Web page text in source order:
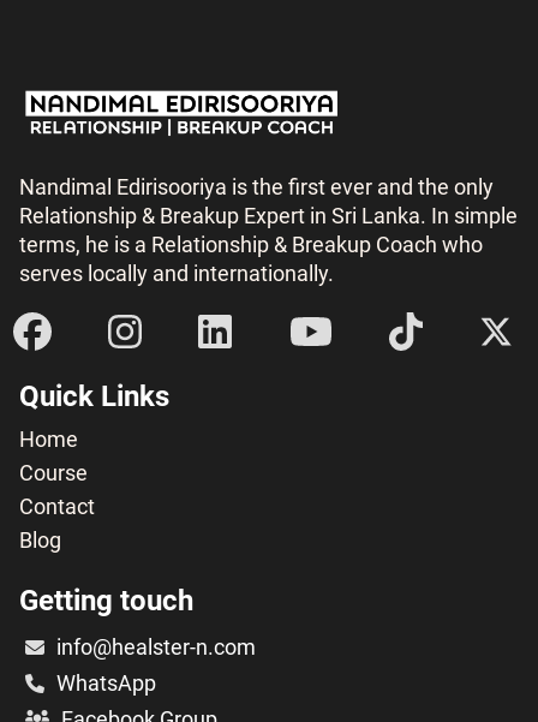
Nandimal Edirisooriya is the first ever and the only
Relationship & Breakup Expert in Sri Lanka. In simple
terms, he is a Relationship & Breakup Coach who
serves locally and internationally.
Quick Links
Home
Course
Contact
Blog
Getting touch
info@healster-n.com
WhatsApp